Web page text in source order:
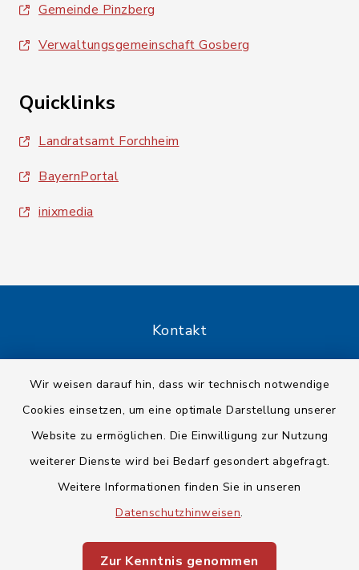
Wir weisen darauf hin, dass wir technisch notwendige
Cookies einsetzen, um eine optimale Darstellung unserer
Website zu ermöglichen. Die Einwilligung zur Nutzung
weiterer Dienste wird bei Bedarf gesondert abgefragt.
Weitere Informationen finden Sie in unseren
Datenschutzhinweisen.
Zur Kenntnis genommen
Gemeinde Pinzberg
Verwaltungsgemeinschaft Gosberg
Quicklinks
Landratsamt Forchheim
BayernPortal
inixmedia
Kontakt
Datenschutz
Impressum
Sitemap
Cookie-Einstellungen